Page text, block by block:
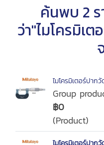
ค้นพบ 2 ร
ว่า"ไมโครมิเ
ไมโครมิเตอร์ปาก
Group
฿0
(Product)